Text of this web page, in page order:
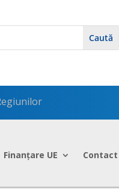
Finanțare UE Contact